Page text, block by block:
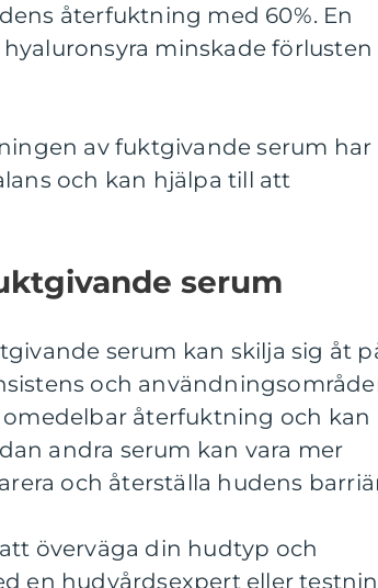
återfuktning med 60%. En
minskade förlusten
av fuktgivande serum har
och kan hjälpa till att
serum
serum kan skilja sig åt
och
återfuktning och kan
andra serum kan vara mer
och återställa hudens
överväga din hudtyp och
en hudvårdsexpert eller